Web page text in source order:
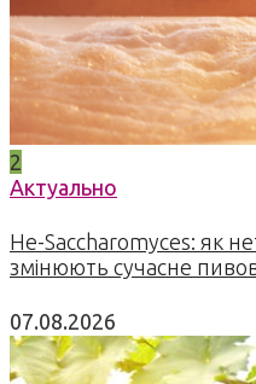
2
Актуально
Не-Saccharomyces: як
змінюють сучасне
07.08.2026